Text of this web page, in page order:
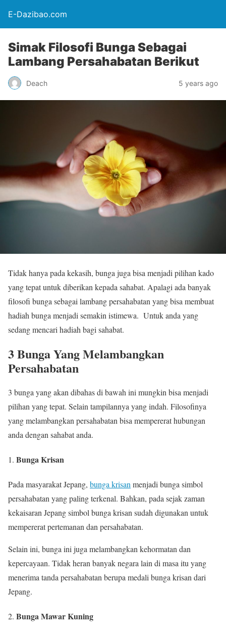
E-Dazibao.com
Simak Filosofi Bunga Sebagai
Lambang Persahabatan Berikut
Deach 5 years ago
Tidak hanya pada kekasih, bunga juga bisa menjadi pilihan kado
yang tepat untuk diberikan kepada sahabat. Apalagi ada banyak
filosofi bunga sebagai lambang persahabatan yang bisa membuat
hadiah bunga menjadi semakin istimewa. Untuk anda yang
sedang mencari hadiah bagi sahabat.
3 Bunga Yang Melambangkan
Persahabatan
3 bunga yang akan dibahas di bawah ini mungkin bisa menjadi
pilihan yang tepat. Selain tampilannya yang indah. Filosofinya
yang melambangkan persahabatan bisa mempererat hubungan
anda dengan sahabat anda.
Bunga Krisan
Pada masyarakat Jepang, bunga krisan menjadi bunga simbol
persahabatan yang paling terkenal. Bahkan, pada sejak zaman
kekaisaran Jepang simbol bunga krisan sudah digunakan untuk
mempererat pertemanan dan persahabatan.
Selain ini, bunga ini juga melambangkan kehormatan dan
kepercayaan. Tidak heran banyak negara lain di masa itu yang
menerima tanda persahabatan berupa medali bunga krisan dari
Jepang.
Bunga Mawar Kuning